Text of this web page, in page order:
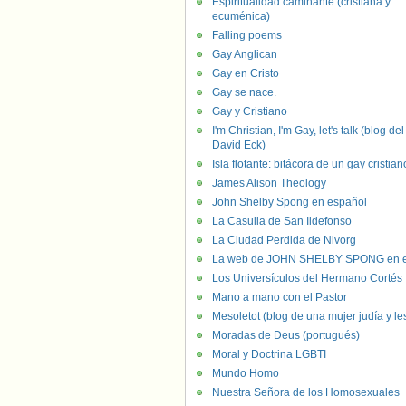
ecuménica)
Falling poems
Gay Anglican
Gay en Cristo
Gay se nace.
Gay y Cristiano
I'm Christian, I'm Gay, let's talk (blog del
David Eck)
Isla flotante: bitácora de un gay
James Alison Theology
John Shelby Spong en español
La Casulla de San Ildefonso
La Ciudad Perdida de Nivorg
La web de JOHN SHELBY SPONG en
Los Universículos del Hermano Cortés
Mano a mano con el Pastor
Mesoletot (blog de una mujer judía y
Moradas de Deus (portugués)
Moral y Doctrina LGBTI
Mundo Homo
Nuestra Señora de los Homosexuales